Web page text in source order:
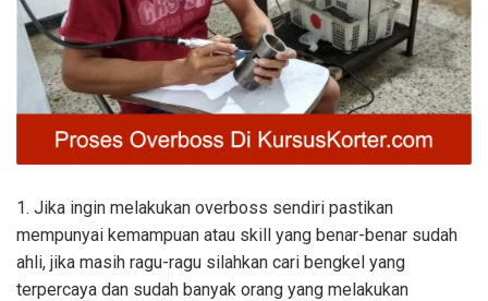
1. Jika ingin melakukan overboss sendiri pastikan
mempunyai kemampuan atau skill yang benar-benar sudah
ahli, jika masih ragu-ragu silahkan cari bengkel yang
terpercaya dan sudah banyak orang yang melakukan